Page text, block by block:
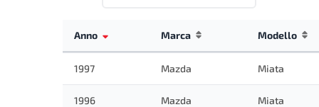
Anno Marca Modello
1997 Mazda Miata
1996 Mazda Miata